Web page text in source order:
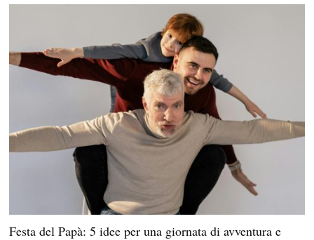
Festa del Papà: 5 idee per una giornata di avventura e